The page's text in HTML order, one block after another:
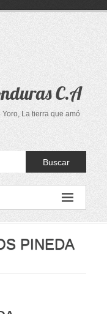
C.A
La tierra que amó
Buscar
PINEDA